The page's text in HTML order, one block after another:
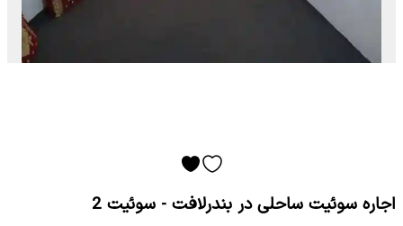
اجاره سوئیت ساحلی در بندرلافت - سوئیت 2